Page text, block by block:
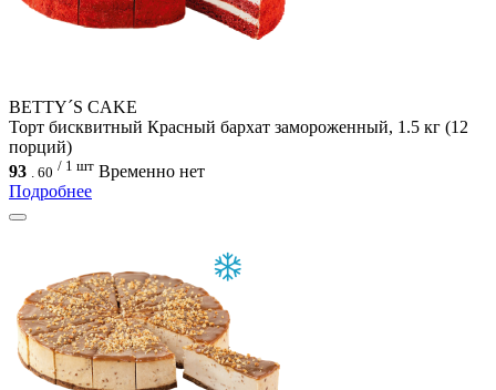
BETTY´S CAKE
Торт бисквитный Красный бархат замороженный, 1.5 кг (12
порций)
93 . 60 / 1 шт Временно нет
Подробнее